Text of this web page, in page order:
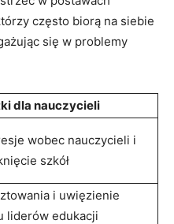
często biorą ⁢na siebie
się w problemy
dla nauczycieli
wobec nauczycieli i
⁢szkół
i uwięzienie
liderów edukacji